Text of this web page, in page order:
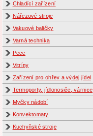
Chladící zařízení
Nářezové stroje
Vakuové baličky
Varná technika
Pece
Vitríny
Zařízení pro ohřev a výdej jídel
Termoporty, jídlonosiče, várnice
Myčky nádobí
Konvektomaty
Kuchyňské stroje